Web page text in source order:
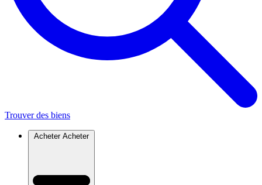
Trouver des biens
Acheter Acheter